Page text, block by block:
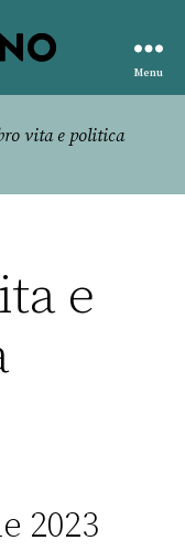
Menu
vita e politica
e
2023